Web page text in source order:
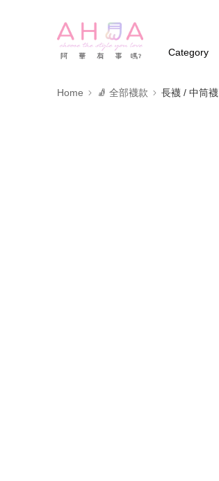
Category
Home 🧦 全部襪款 長襪 / 中筒襪